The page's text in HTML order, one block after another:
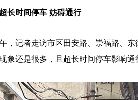
时间停车 妨碍通行
记者走访市区田安路、崇福路、东
象还是很多，且超长时间停车影响通